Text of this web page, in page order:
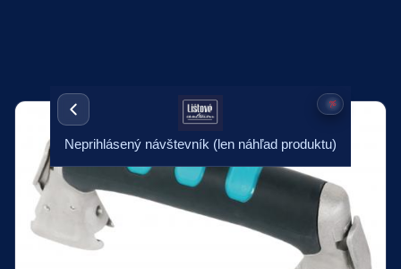
Neprihlásený návštevník (len náhľad produktu)